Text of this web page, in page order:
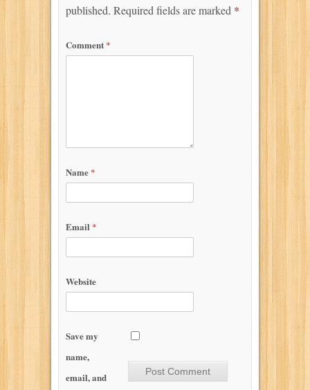
published. Required fields are marked *
Comment *
Name *
Email *
Website
Save my
name,
email, and